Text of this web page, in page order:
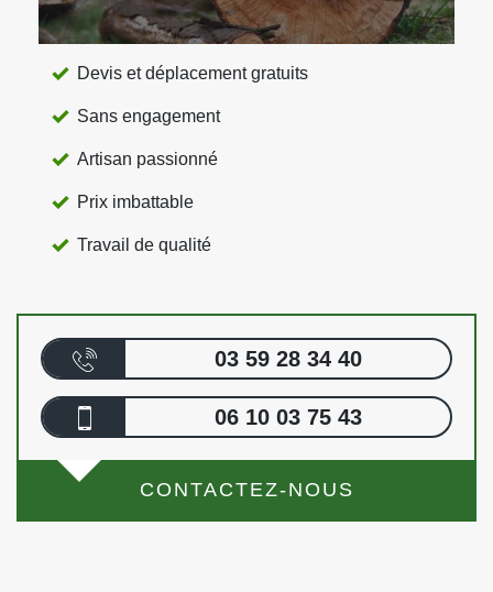
Devis et déplacement gratuits
Sans engagement
Artisan passionné
Prix imbattable
Travail de qualité
03 59 28 34 40
06 10 03 75 43
CONTACTEZ-NOUS